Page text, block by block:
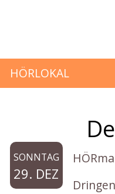
HÖRLOKAL
Über das Projekt
SONNTAG
29. DEZ